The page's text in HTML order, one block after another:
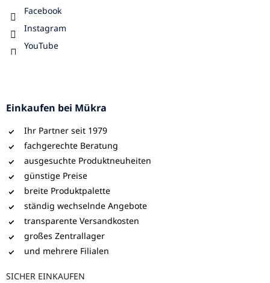
Facebook
Instagram
YouTube
Einkaufen bei Mükra
Ihr Partner seit 1979
fachgerechte Beratung
ausgesuchte Produktneuheiten
günstige Preise
breite Produktpalette
ständig wechselnde Angebote
transparente Versandkosten
großes Zentrallager
und mehrere Filialen
SICHER EINKAUFEN